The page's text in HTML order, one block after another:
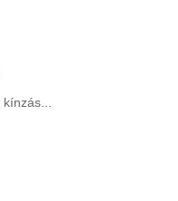
kínzás...